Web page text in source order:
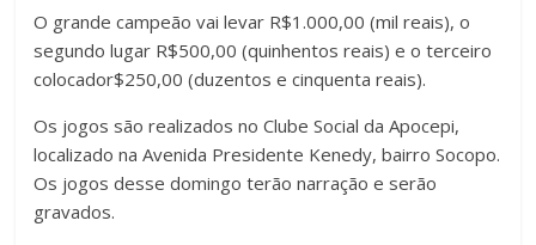
O grande campeão vai levar R$1.000,00 (mil reais), o
segundo lugar R$500,00 (quinhentos reais) e o terceiro
colocador$250,00 (duzentos e cinquenta reais).
Os jogos são realizados no Clube Social da Apocepi,
localizado na Avenida Presidente Kenedy, bairro Socopo.
Os jogos desse domingo terão narração e serão
gravados.